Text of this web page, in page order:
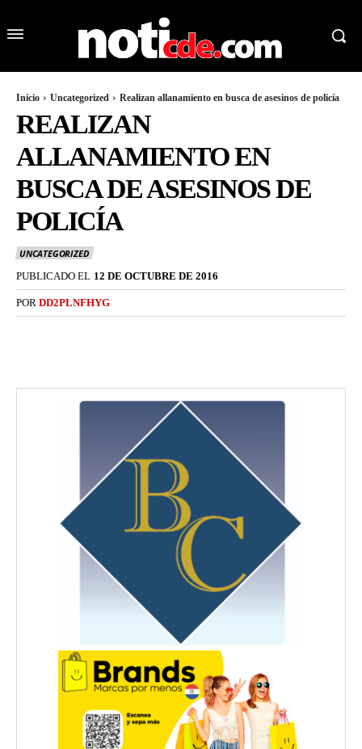
Inicio Uncategorized Realizan allanamiento en busca de asesinos de policía
REALIZAN
ALLANAMIENTO EN
BUSCA DE ASESINOS DE
POLICÍA
UNCATEGORIZED
PUBLICADO EL 12 DE OCTUBRE DE 2016
POR DD2PLNFHYG